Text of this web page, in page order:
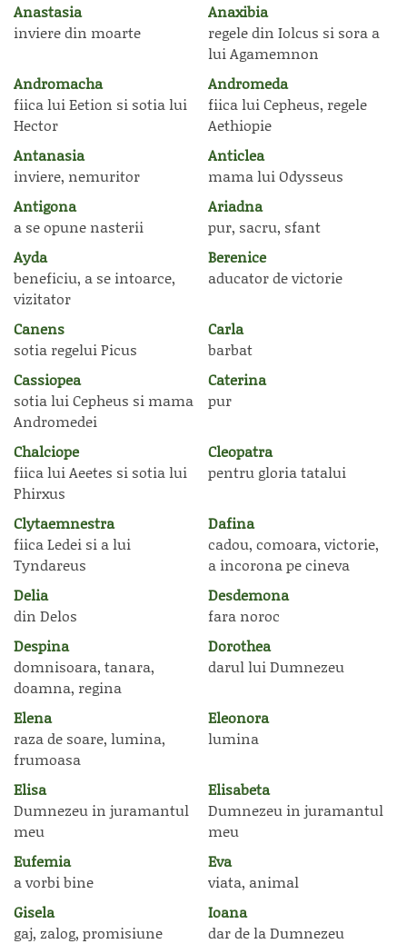
Anastasia
inviere din moarte
Anaxibia
regele din Iolcus si sora a
lui Agamemnon
Andromacha
fiica lui Eetion si sotia lui
Hector
Andromeda
fiica lui Cepheus, regele
Aethiopie
Antanasia
inviere, nemuritor
Anticlea
mama lui Odysseus
Antigona
a se opune nasterii
Ariadna
pur, sacru, sfant
Ayda
beneficiu, a se intoarce,
vizitator
Berenice
aducator de victorie
Canens
sotia regelui Picus
Carla
barbat
Cassiopea
sotia lui Cepheus si mama
Andromedei
Caterina
pur
Chalciope
fiica lui Aeetes si sotia lui
Phirxus
Cleopatra
pentru gloria tatalui
Clytaemnestra
fiica Ledei si a lui
Tyndareus
Dafina
cadou, comoara, victorie,
a incorona pe cineva
Delia
din Delos
Desdemona
fara noroc
Despina
domnisoara, tanara,
doamna, regina
Dorothea
darul lui Dumnezeu
Elena
raza de soare, lumina,
frumoasa
Eleonora
lumina
Elisa
Dumnezeu in juramantul
meu
Elisabeta
Dumnezeu in juramantul
meu
Eufemia
a vorbi bine
Eva
viata, animal
Gisela
gaj, zalog, promisiune
Ioana
dar de la Dumnezeu